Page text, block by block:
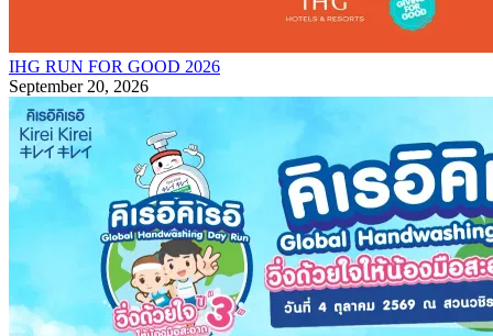
IHG RUN FOR GOOD 2026
September 20, 2026